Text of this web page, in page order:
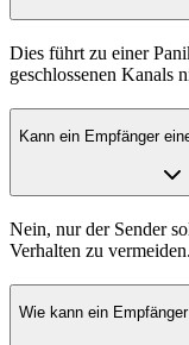
Dies führt zu einer
geschlossenen Kanals
Kann ein Empfänger
Nein, nur der Sender
Verhalten zu vermeiden.
Wie kann ein